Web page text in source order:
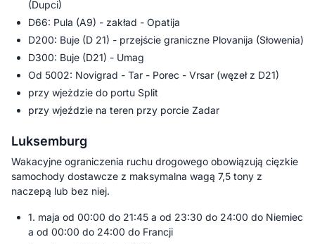
(Dupci)
D66: Pula (A9) - zakład - Opatija
D200: Buje (D 21) - przejście graniczne Plovanija (Słowenia)
D300: Buje (D21) - Umag
Od 5002: Novigrad - Tar - Porec - Vrsar (węzeł z D21)
przy wjeżdzie do portu Split
przy wjeździe na teren przy porcie Zadar
Luksemburg
Wakacyjne ograniczenia ruchu drogowego obowiązują cięzkie
samochody dostawcze z maksymalna wagą 7,5 tony z
naczepą lub bez niej.
1. maja od 00:00 do 21:45 a od 23:30 do 24:00 do Niemiec
a od 00:00 do 24:00 do Francji